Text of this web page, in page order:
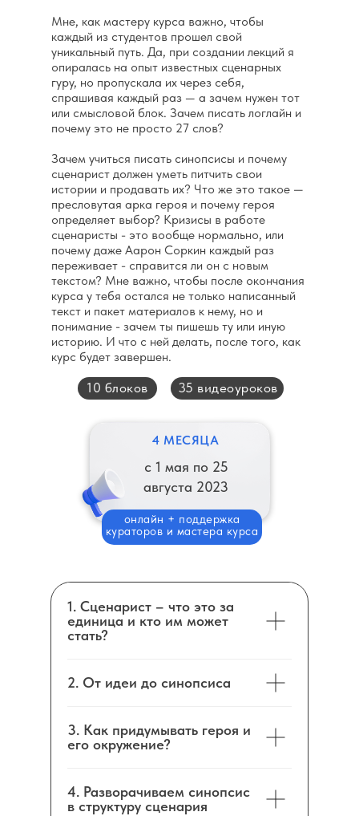
Мне, как мастеру курса важно, чтобы
каждый из студентов прошел свой
уникальный путь. Да, при создании лекций я
опиралась на опыт известных сценарных
гуру, но пропускала их через себя,
спрашивая каждый раз — а зачем нужен тот
или смысловой блок. Зачем писать логлайн и
почему это не просто 27 слов?
Зачем учиться писать синопсисы и почему
сценарист должен уметь питчить свои
истории и продавать их? Что же это такое —
пресловутая арка героя и почему героя
определяет выбор? Кризисы в работе
сценаристы - это вообще нормально, или
почему даже Аарон Соркин каждый раз
переживает - справится ли он с новым
текстом? Мне важно, чтобы после окончания
курса у тебя остался не только написанный
текст и пакет материалов к нему, но и
понимание - зачем ты пишешь ту или иную
историю. И что с ней делать, после того, как
курс будет завершен.
10 блоков 35 видеоуроков
с 1 мая по 25
августа 2023
4 МЕСЯЦА
онлайн + поддержка
кураторов и мастера курса
1. Сценарист – что это за
единица и кто им может
стать?
2. От идеи до синопсиса
3. Как придумывать героя и
его окружение?
4. Разворачиваем синопсис
в структуру сценария